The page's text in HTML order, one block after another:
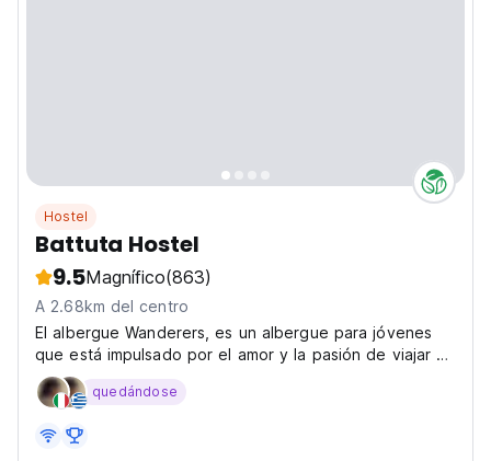
Hostel
Battuta Hostel
9.5Magnífico(863)
A 2.68km del centro
El albergue Wanderers, es un albergue para jóvenes
que está impulsado por el amor y la pasión de viajar y
el arte de la hospitalidad. Todo lo que importa es
proporcionar consuelo y crear una experiencia única
quedándose